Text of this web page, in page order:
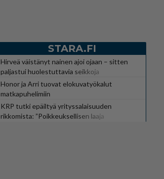
STARA.FI
Hirveä väistänyt nainen ajoi ojaan – sitten
paljastui huolestuttavia seikkoja
Honor ja Arri tuovat elokuvatyökalut
matkapuhelimiin
KRP tutki epäiltyä yrityssalaisuuden
rikkomista: ”Poikkeuksellisen laaja